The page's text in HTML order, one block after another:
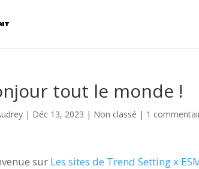
tout le monde !
| Déc 13, 2023 | Non classé | 1
sur Les sites de Trend Setting x